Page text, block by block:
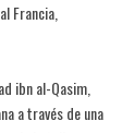
Francia,
ibn al-Qasim,
a través de una